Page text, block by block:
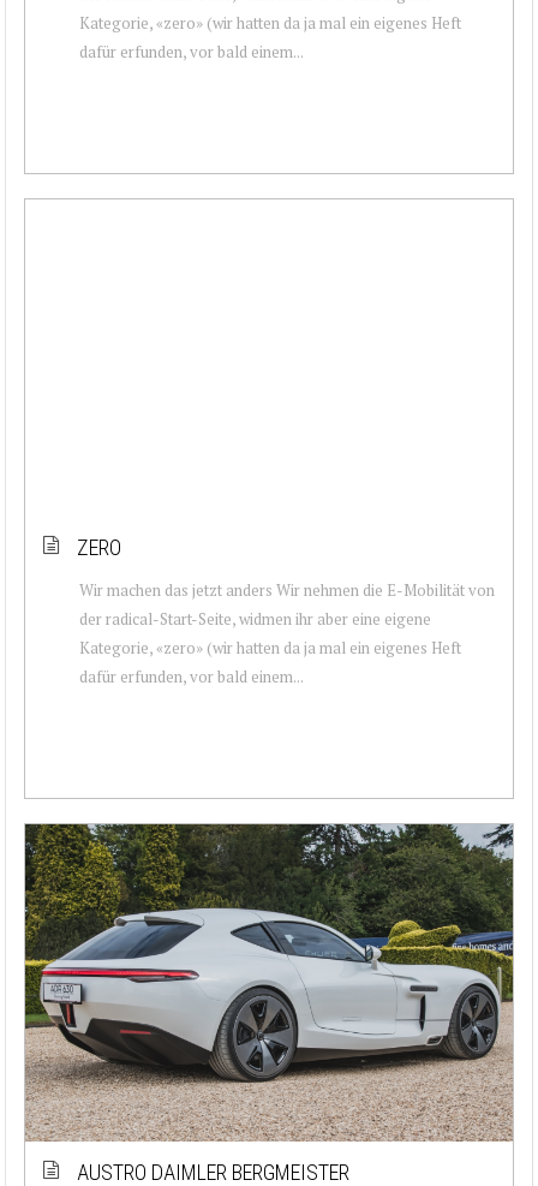
Kategorie, «zero» (wir hatten da ja mal ein eigenes Heft
dafür erfunden, vor bald einem...
ZERO
Wir machen das jetzt anders Wir nehmen die E-Mobilität von
der radical-Start-Seite, widmen ihr aber eine eigene
Kategorie, «zero» (wir hatten da ja mal ein eigenes Heft
dafür erfunden, vor bald einem...
AUSTRO DAIMLER BERGMEISTER